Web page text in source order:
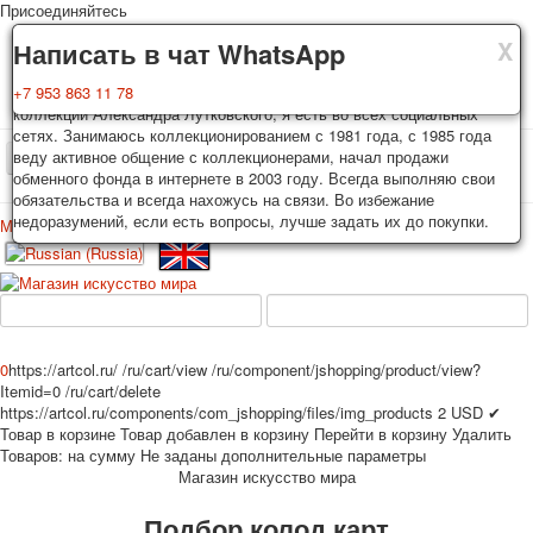
X
Доставка
Колоды, почтовые открытки тщательно упаковываются и
отправляются в течении 3-4 рабочих дней после оплаты.
Исключение: репринт под заказ, такие колоды карт отправляются в
течении 7-8 рабочих дней. Отправка осуществляется почтой России
с треком отслеживания. Цена пересылки зависит от веса и тарифов
почты на момент покупки. По желанию покупателя возможна
отправка СДЕК или другими транспортными компаниями.
X
Гарантия
Вы покупаете колоды игральных карт, почтовые открытки из частной
коллекции Александра Лутковского, я есть во всех социальных
сетях. Занимаюсь коллекционированием с 1981 года, с 1985 года
веду активное общение с коллекционерами, начал продажи
обменного фонда в интернете в 2003 году. Всегда выполняю свои
обязательства и всегда нахожусь на связи. Во избежание
недоразумений, если есть вопросы, лучше задать их до покупки.
X
Написать в чат WhatsApp
+7 953 863 11 78
Присоединяйтесь
TPL_PROTOSTAR_TOGGLE_MENU
Главная Игральные карты Открытки
Новости О сайте Избранное
Меню
Главная
Игральные карты
Классические
Эротические рисунки
Эротические фотоколоды
Пин-ап
Политические
Нестандартные
Войти
0https://artcol.ru/ /ru/cart/view /ru/component/jshopping/product/view?
Itemid=0 /ru/cart/delete
https://artcol.ru/components/com_jshopping/files/img_products 2 USD ✔
Товар в корзине Товар добавлен в корзину Перейти в корзину Удалить
Товаров: на сумму Не заданы дополнительные параметры
Магазин искусство мира